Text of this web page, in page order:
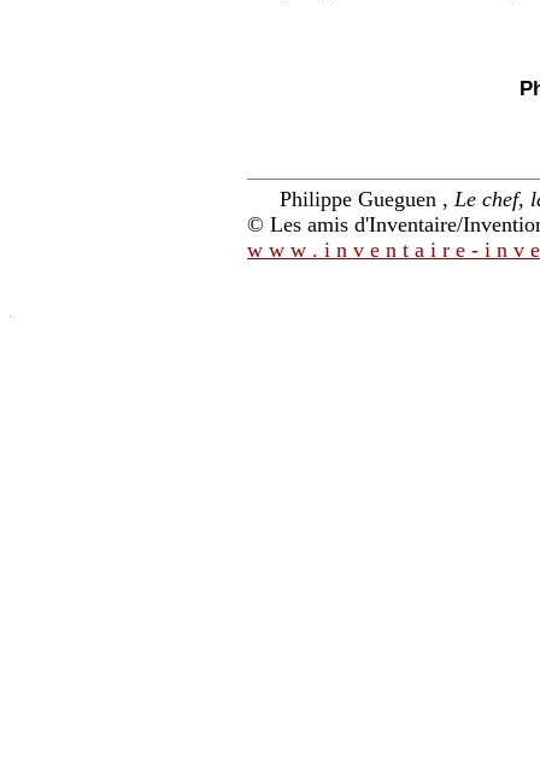
Philippe Gueguen , Le chef,
© Les amis d'Inventaire/
w w w . i n v e n t a i r e - i n v